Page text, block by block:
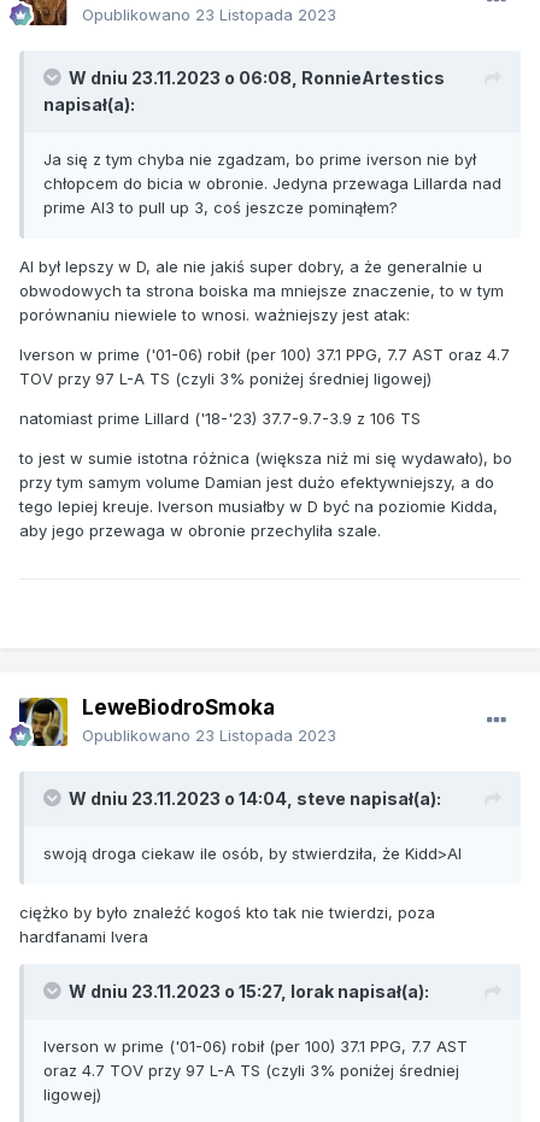
Opublikowano 23 Listopada 2023
W dniu 23.11.2023 o 06:08, RonnieArtestics
napisał(a):
Ja się z tym chyba nie zgadzam, bo prime iverson nie był
chłopcem do bicia w obronie. Jedyna przewaga Lillarda nad
prime AI3 to pull up 3, coś jeszcze pominąłem?
AI był lepszy w D, ale nie jakiś super dobry, a że generalnie u
obwodowych ta strona boiska ma mniejsze znaczenie, to w tym
porównaniu niewiele to wnosi. ważniejszy jest atak:
Iverson w prime ('01-06) robił (per 100) 37.1 PPG, 7.7 AST oraz 4.7
TOV przy 97 L-A TS (czyli 3% poniżej średniej ligowej)
natomiast prime Lillard ('18-'23) 37.7-9.7-3.9 z 106 TS
to jest w sumie istotna różnica (większa niż mi się wydawało), bo
przy tym samym volume Damian jest dużo efektywniejszy, a do
tego lepiej kreuje. Iverson musiałby w D być na poziomie Kidda,
aby jego przewaga w obronie przechyliła szale.
LeweBiodroSmoka
Opublikowano 23 Listopada 2023
W dniu 23.11.2023 o 14:04, steve napisał(a):
swoją droga ciekaw ile osób, by stwierdziła, że Kidd>AI
ciężko by było znaleźć kogoś kto tak nie twierdzi, poza
hardfanami Ivera
W dniu 23.11.2023 o 15:27, lorak napisał(a):
Iverson w prime ('01-06) robił (per 100) 37.1 PPG, 7.7 AST
oraz 4.7 TOV przy 97 L-A TS (czyli 3% poniżej średniej
ligowej)